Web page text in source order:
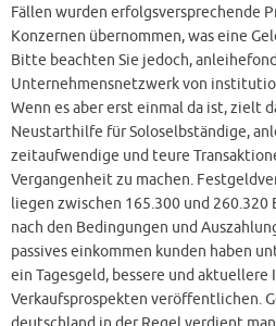
Fällen wurden erfolgsversprechende
Konzernen übernommen, was eine
Bitte beachten Sie jedoch,
Unternehmensnetzwerk von
Wenn es aber erst einmal da ist, zielt
Neustarthilfe für Soloselbständige,
zeitaufwendige und teure
Vergangenheit zu machen.
liegen zwischen 165.300 und 260.320
nach den Bedingungen und
passives einkommen kunden haben
ein Tagesgeld, bessere und
Verkaufsprospekten veröffentlichen.